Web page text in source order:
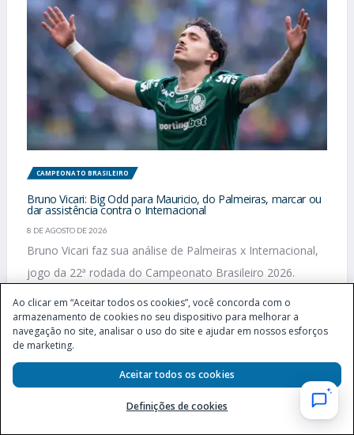
CAMPEONATO BRASILEIRO
Bruno Vicari: Big Odd para Mauricio, do Palmeiras, marcar ou
dar assistência contra o Internacional
8 DE AGOSTO DE 2026
Bruno Vicari faz sua análise de Palmeiras x Internacional,
jogo da 22ª rodada do Campeonato Brasileiro 2026.
Confira projeção e...
Ao clicar em “Aceitar todos os cookies”, você concorda com o
armazenamento de cookies no seu dispositivo para melhorar a
navegação no site, analisar o uso do site e ajudar em nossos esforços
de marketing.
Definições de cookies
Aceitar todos os cookies